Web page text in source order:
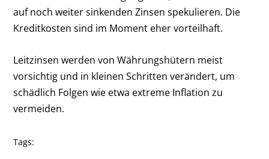
auf noch weiter sinkenden Zinsen spekulieren. Die
Kreditkosten sind im Moment eher vorteilhaft.
Leitzinsen werden von Währungshütern meist
vorsichtig und in kleinen Schritten verändert, um
schädlich Folgen wie etwa extreme Inflation zu
vermeiden.
Tags: